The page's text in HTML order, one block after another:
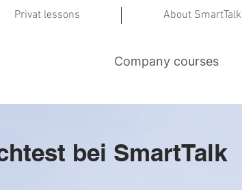
Company courses
Privat lessons About SmartTalk
bei SmartTalk